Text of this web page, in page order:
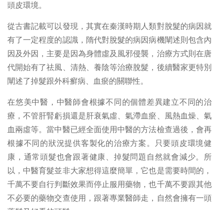
頭皮環境。
從古書記載可以發現，其實在秦漢時期人類對脫髮的病因就
有了一定程度的認識，隋代對脫髮的病因病機闡述則包含內
因及外因，主要是因為身體虛及風邪侵襲，治療方式則在唐
代開始有了祛風、清熱、養陰等治療脫髮，後續醫家更特別
闡述了掉髮跟外科癬病、血瘀的關聯性。
在悠美中醫，中醫師會根據不同的個體差異建立不同的治
療，不管肝腎虧損還是肝衰氣虛、氣滯血瘀、風熱血燥、氣
血兩虛等。當中醫已經全面使用中醫的方法檢查過後，會再
根據不同的狀況提供客製化的治療方案。只要頭皮環境健
康，通常頭髮也會跟著健康、掉髮問題自然就會減少。所
以，中醫育髮並非大家想得這麼簡單，它也是需要時間的，
千萬不要自行判斷效果而停止服用藥物，也千萬不要跟其他
不必要的藥物交查使用，跟著專業醫師走，自然會擁有一頭